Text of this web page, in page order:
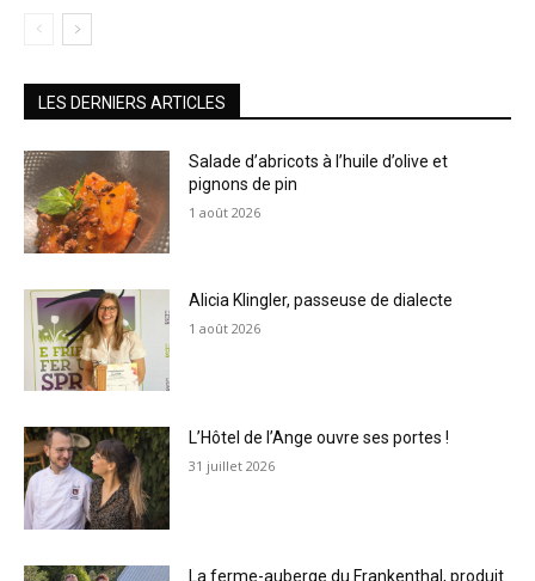
LES DERNIERS ARTICLES
Salade d’abricots à l’huile d’olive et
pignons de pin
1 août 2026
Alicia Klingler, passeuse de dialecte
1 août 2026
L’Hôtel de l’Ange ouvre ses portes !
31 juillet 2026
La ferme-auberge du Frankenthal, produit